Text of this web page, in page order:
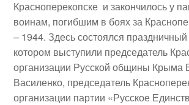
Красноперекопске и закончилось у
воинам, погибшим в боях за
– 1944. Здесь состоялся
котором выступили председатель
организации Русской общины Крыма
Василенко, председатель
организации партии «Русское